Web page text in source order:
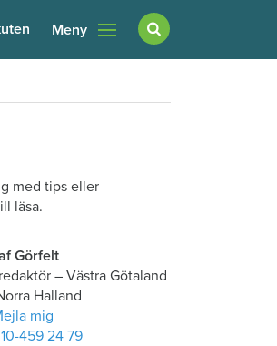
Meny
med tips eller
läsa.
Görfelt
– Västra Götaland
Halland
mig
459 24 79